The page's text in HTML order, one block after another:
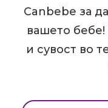
Canbebe за
вашето бебе!
и сувост во